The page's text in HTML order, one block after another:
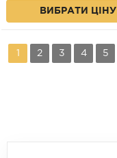
ВИБРАТИ ЦІНУ
1 2 3 4 5